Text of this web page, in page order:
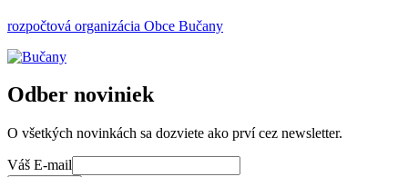
rozpočtová organizácia Obce Bučany
Odber noviniek
O všetkých novinkách sa dozviete ako prví cez newsletter.
Váš E-mail